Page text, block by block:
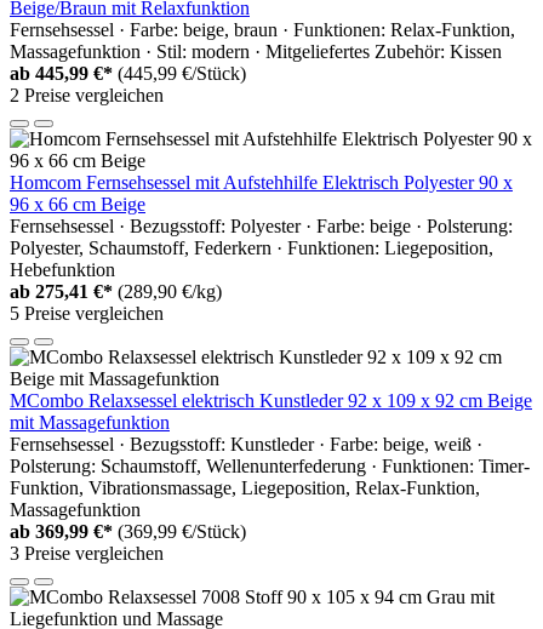
Beige/Braun mit Relaxfunktion
Fernsehsessel · Farbe: beige, braun · Funktionen: Relax-Funktion,
Massagefunktion · Stil: modern · Mitgeliefertes Zubehör: Kissen
ab 445,99 €* (445,99 €/Stück)
2 Preise vergleichen
Homcom Fernsehsessel mit Aufstehhilfe Elektrisch Polyester 90 x
96 x 66 cm Beige
Fernsehsessel · Bezugsstoff: Polyester · Farbe: beige · Polsterung:
Polyester, Schaumstoff, Federkern · Funktionen: Liegeposition,
Hebefunktion
ab 275,41 €* (289,90 €/kg)
5 Preise vergleichen
MCombo Relaxsessel elektrisch Kunstleder 92 x 109 x 92 cm Beige
mit Massagefunktion
Fernsehsessel · Bezugsstoff: Kunstleder · Farbe: beige, weiß ·
Polsterung: Schaumstoff, Wellenunterfederung · Funktionen: Timer-
Funktion, Vibrationsmassage, Liegeposition, Relax-Funktion,
Massagefunktion
ab 369,99 €* (369,99 €/Stück)
3 Preise vergleichen